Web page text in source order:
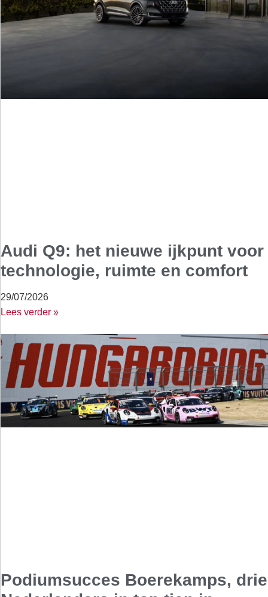
Audi Q9: het nieuwe ijkpunt voor
technologie, ruimte en comfort
29/07/2026
Lees verder »
Podiumsucces Boerekamps, drie